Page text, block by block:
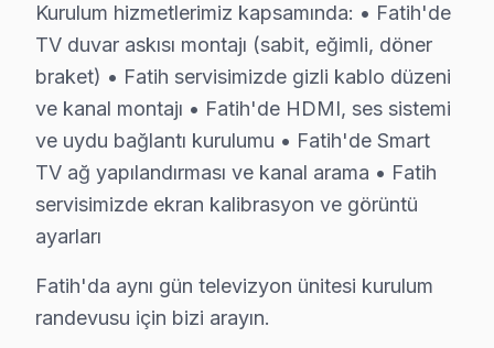
Kemalpaşa'den gelen Arçelik TV arızaları arasında en sık
Kemalpaşa Arçelik Anakart Tamiri →
Koca Mustafapaşa Arçelik Servis
Koca Mustafapaşa'den gelen Arçelik TV arızaları
Fatih Arçelik Servis →
Küçük Ayasofya Arçelik Servis
Küçük Ayasofya Arçelik Açılmıyor Arıza →
Mercan Arçelik Servis
Kurulum hizmetlerimiz kapsamında: • Fatih'de
TV duvar askısı montajı (sabit, eğimli, döner
braket) • Fatih servisimizde gizli kablo düzeni
ve kanal montajı • Fatih'de HDMI, ses sistemi
ve uydu bağlantı kurulumu • Fatih'de Smart
TV ağ yapılandırması ve kanal arama • Fatih
servisimizde ekran kalibrasyon ve görüntü
ayarları
Fatih'da aynı gün televizyon ünitesi kurulum
randevusu için bizi arayın.